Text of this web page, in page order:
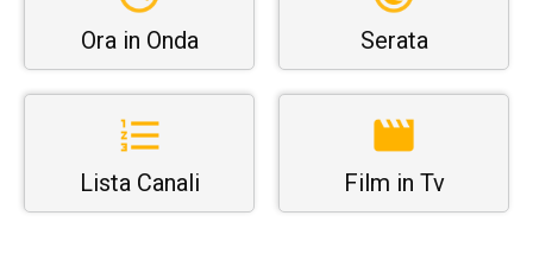
Ora in Onda Serata
Lista Canali Film in Tv